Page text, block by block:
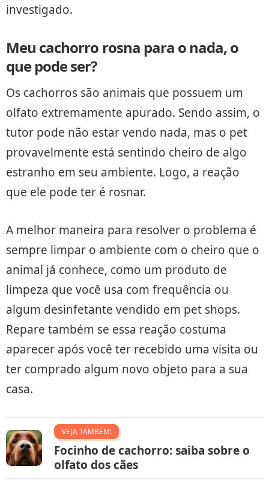
investigado.
Meu cachorro rosna para o nada, o
que pode ser?
Os cachorros são animais que possuem um
olfato extremamente apurado. Sendo assim, o
tutor pode não estar vendo nada, mas o pet
provavelmente está sentindo cheiro de algo
estranho em seu ambiente. Logo, a reação
que ele pode ter é rosnar.
A melhor maneira para resolver o problema é
sempre limpar o ambiente com o cheiro que o
animal já conhece, como um produto de
limpeza que você usa com frequência ou
algum desinfetante vendido em pet shops.
Repare também se essa reação costuma
aparecer após você ter recebido uma visita ou
ter comprado algum novo objeto para a sua
casa.
VEJA TAMBÉM:
Focinho de cachorro: saiba sobre o
olfato dos cães